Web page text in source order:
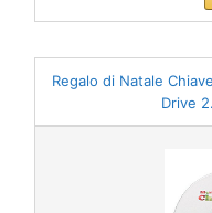
Regalo di Natale
Drive